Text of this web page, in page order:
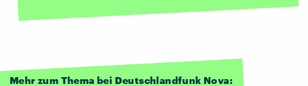
Mehr zum Thema bei Deutschlandfunk Nova: